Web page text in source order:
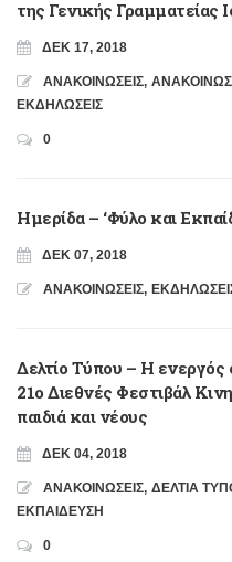
της Γενικής
ΔΕΚ 17, 2018
ΑΝΑΚΟΙΝΩΣΕΙΣ,
ΕΚΔΗΛΩΣΕΙΣ
0
Ημερίδα – ‘Φύλο και
ΔΕΚ 07, 2018
ΑΝΑΚΟΙΝΩΣΕΙΣ,
Δελτίο Τύπου – Η
21ο Διεθνές Φεστιβάλ
παιδιά και νέους
ΔΕΚ 04, 2018
ΑΝΑΚΟΙΝΩΣΕΙΣ, ΔΕΛΤΙΑ
ΕΚΠΑΙΔΕΥΣΗ
0